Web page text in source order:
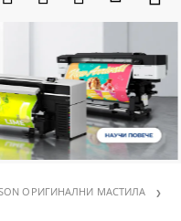
ОРИГИНАЛНИ МАСТИЛА